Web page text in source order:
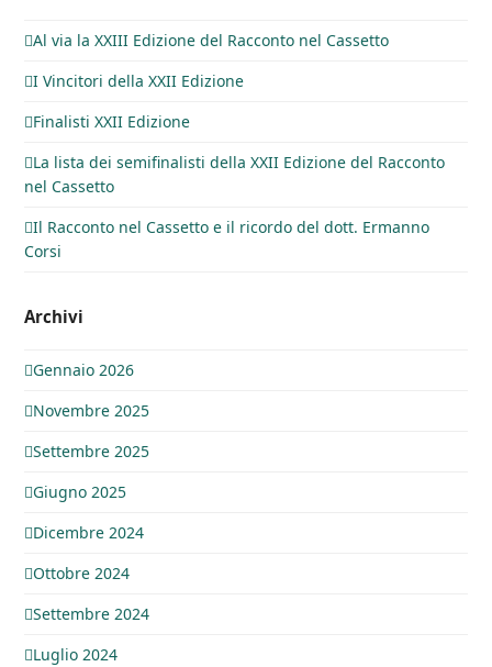
Al via la XXIII Edizione del Racconto nel Cassetto
I Vincitori della XXII Edizione
Finalisti XXII Edizione
La lista dei semifinalisti della XXII Edizione del Racconto
nel Cassetto
Il Racconto nel Cassetto e il ricordo del dott. Ermanno
Corsi
Archivi
Gennaio 2026
Novembre 2025
Settembre 2025
Giugno 2025
Dicembre 2024
Ottobre 2024
Settembre 2024
Luglio 2024